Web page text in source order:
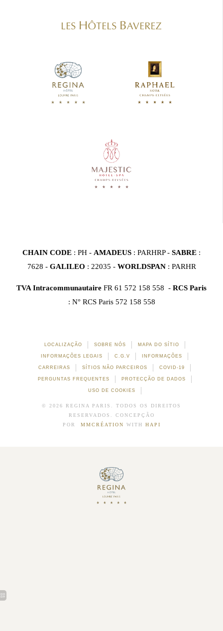
CHAIN CODE : PH - AMADEUS : PARHRP - SABRE :
7628 - GALILEO : 22035 - WORLDSPAN : PARHR
TVA Intracommunautaire FR 61 572 158 558 - RCS Paris
: N° RCS Paris 572 158 558
LOCALIZAÇÃO SOBRE NÓS MAPA DO SÍTIO
INFORMAÇÕES LEGAIS C.G.V INFORMAÇÕES
CARREIRAS SÍTIOS NÃO PARCEIROS COVID-19
PERGUNTAS FREQUENTES PROTECÇÃO DE DADOS
USO DE COOKIES
© 2026 REGINA PARIS. TODOS OS DIREITOS
RESERVADOS. CONCEPÇÃO
POR MMCRÉATION WITH HAPI